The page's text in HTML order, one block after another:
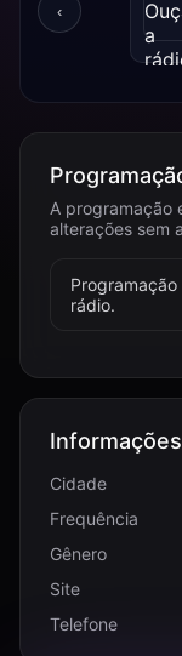
‹
A programação
alterações sem
rádio.
Informações
Cidade
Frequência
Gênero
Site
Telefone